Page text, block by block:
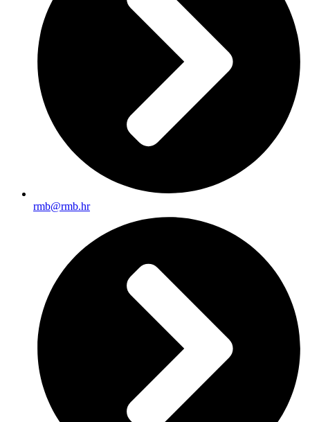
rmb@rmb.hr